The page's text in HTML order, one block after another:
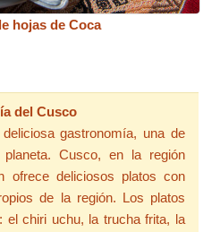
hojas de Coca
del Cusco
gastronomía, una de
Cusco, en la región
ofrece deliciosos platos con
de la región. Los platos
el chiri uchu, la trucha frita, la